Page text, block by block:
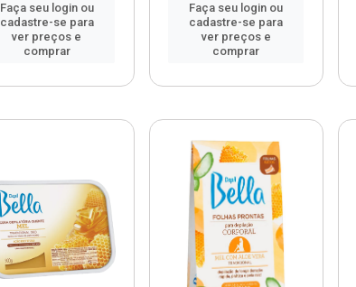
Faça seu login ou
cadastre-se para
ver preços e
comprar
Faça seu login ou
cadastre-se para
ver preços e
comprar